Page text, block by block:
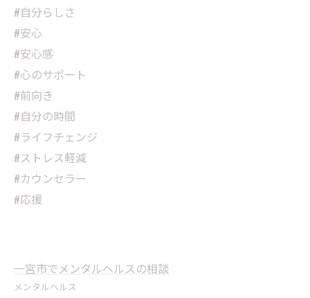
#自分らしさ
#安心
#安心感
#心のサポート
#前向き
#自分の時間
#ライフチェンジ
#ストレス軽減
#カウンセラー
#応援
一宮市でメンタルヘルスの相談
メンタルヘルス